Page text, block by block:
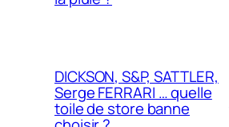
DICKSON, S&P, SATTLER,
Serge FERRARI … quelle
toile de store banne